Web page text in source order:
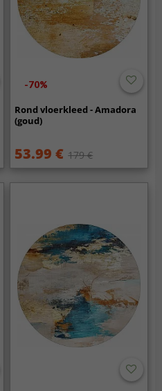
-70%
Rond vloerkleed - Amadora
(goud)
53.99 € 179 €